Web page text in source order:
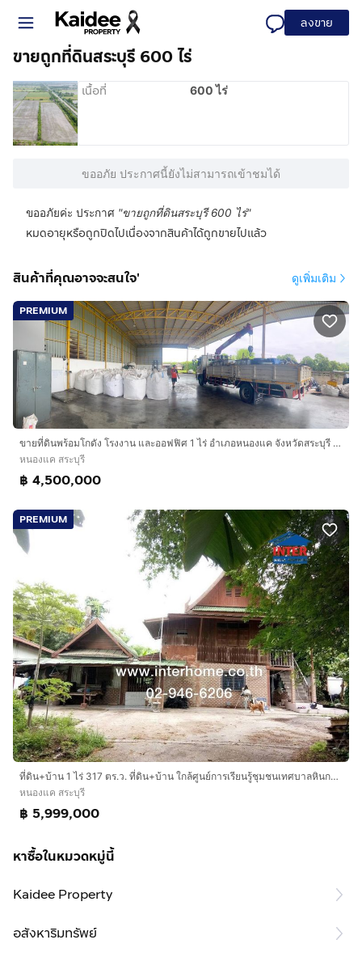
ลงขาย
ขายถูกที่ดินสระบุรี 600 ไร่
เนื้อที่ 600 ไร่
ขออภัย ประกาศนี้ยังไม่สามารถเข้าชมได้
ขออภัยค่ะ ประกาศ "ขายถูกที่ดินสระบุรี 600 ไร่"
หมดอายุหรือถูกปิดไปเนื่องจากสินค้าได้ถูกขายไปแล้ว
สินค้าที่คุณอาจจะสนใจ' ดูเพิ่มเติม
PREMIUM
ขายที่ดินพร้อมโกดัง โรงงาน และออฟฟิศ 1 ไร่ อำเภอหนองแค จังหวัดสระบุรี เหมาะทำคลังสินค้า โรงงาน หรือศูนย์กระจายสินค้า
หนองแค สระบุรี
฿ 4,500,000
PREMIUM
ที่ดิน+บ้าน 1 ไร่ 317 ตร.ว. ที่ดิน+บ้าน ใกล้ศูนย์การเรียนรู้ชุมชนเทศบาลหินกอง ถนนพหลโยธิน หนองแค สระบุรี
หนองแค สระบุรี
฿ 5,999,000
หาซื้อในหมวดหมู่นี้
Kaidee Property
อสังหาริมทรัพย์